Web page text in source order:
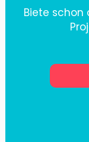
Biete schon